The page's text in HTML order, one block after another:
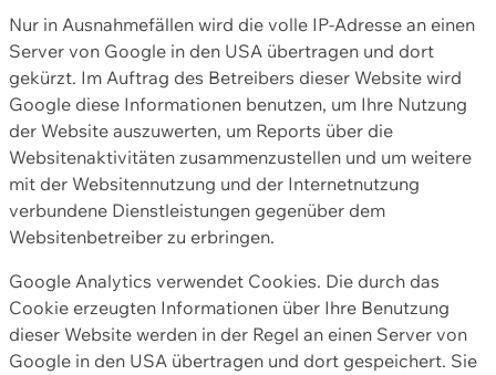
Nur in Ausnahmefällen wird die volle IP-Adresse an einen
Server von Google in den USA übertragen und dort
gekürzt. Im Auftrag des Betreibers dieser Website wird
Google diese Informationen benutzen, um Ihre Nutzung
der Website auszuwerten, um Reports über die
Websitenaktivitäten zusammenzustellen und um weitere
mit der Websitennutzung und der Internetnutzung
verbundene Dienstleistungen gegenüber dem
Websitenbetreiber zu erbringen.
Google Analytics verwendet Cookies. Die durch das
Cookie erzeugten Informationen über Ihre Benutzung
dieser Website werden in der Regel an einen Server von
Google in den USA übertragen und dort gespeichert. Sie